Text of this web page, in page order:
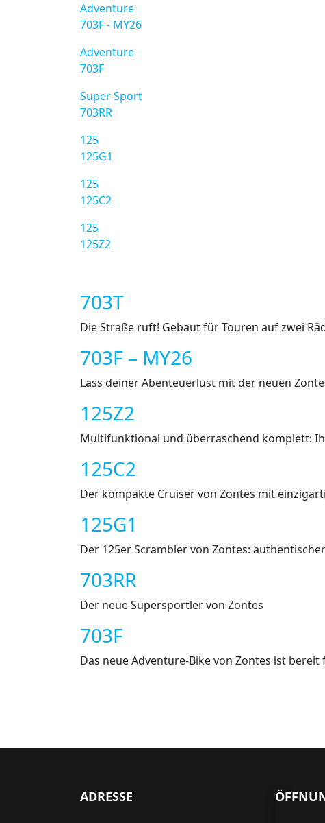
Adventure
703F - MY26
Adventure
703F
Super Sport
703RR
125
125G1
125
125C2
125
125Z2
703T
Die Straße ruft! Gebaut für Touren auf zwei
703F – MY26
Lass deiner Abenteuerlust mit der neuen
125Z2
Multifunktional und überraschend komplett:
125C2
Der kompakte Cruiser von Zontes mit
125G1
Der 125er Scrambler von Zontes:
703RR
Der neue Supersportler von Zontes
703F
Das neue Adventure-Bike von Zontes ist bereit
ADRESSE